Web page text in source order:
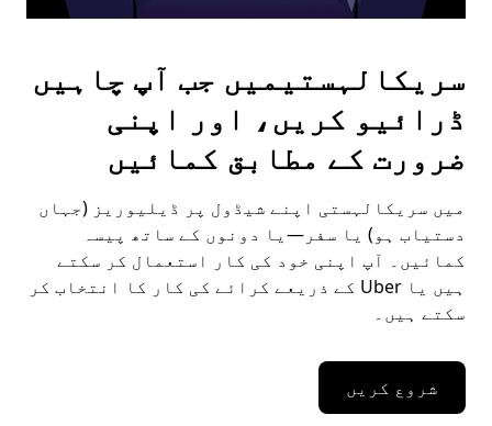
سریکالہستیمیں جب آپ چاہیں
ڈرائیو کریں، اور اپنی
ضرورت کے مطابق کمائیں
میں سریکالہستی اپنے شیڈول پر ڈیلیوریز (جہاں
دستیاب ہو) یا سفر—یا دونوں کے ساتھ پیسہ
کمائیں۔ آپ اپنی خود کی کار استعمال کر سکتے
ہیں یا Uber کے ذریعے کرائے کی کار کا انتخاب کر
سکتے ہیں۔
شروع کریں